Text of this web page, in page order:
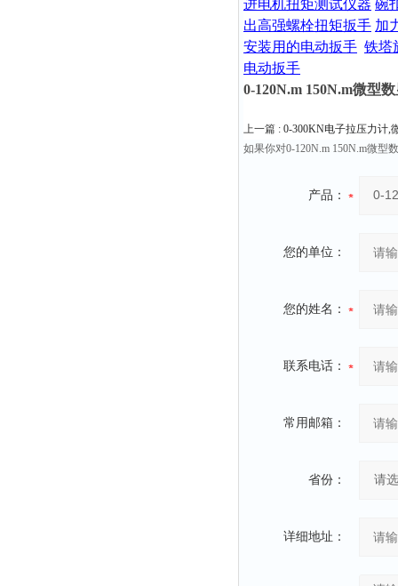
进电机扭矩测试仪器 碗
出高强螺栓扭矩扳手 加
安装用的电动扳手 铁塔
电动扳手
0-120N.m 150N.m微型
上一篇 : 0-300KN电子拉压力计,
如果你对0-120N.m 150N.m微
产品：
您的单位：
您的姓名：
联系电话：
常用邮箱：
省份：
详细地址：